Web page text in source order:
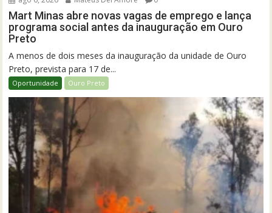
Mart Minas abre novas vagas de emprego e lança
programa social antes da inauguração em Ouro
Preto
A menos de dois meses da inauguração da unidade de Ouro
Preto, prevista para 17 de...
Oportunidade Ouro Preto